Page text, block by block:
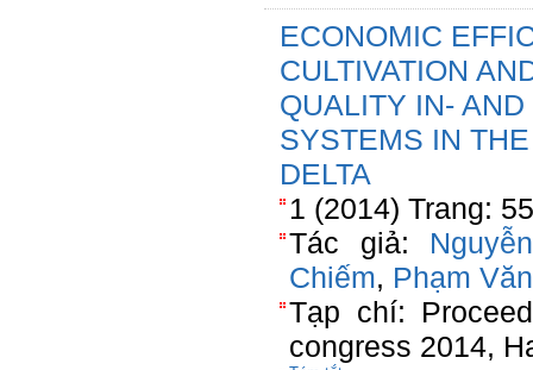
ECONOMIC
CULTIVATION
QUALITY IN-
SYSTEMS IN
DELTA
1 (2014) Trang:
Tác giả:
Chiếm, Phạm
Tạp chí:
congress 2014,